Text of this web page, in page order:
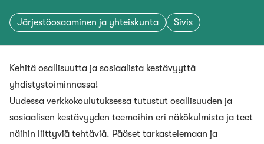
Järjestöosaaminen ja yhteiskunta Sivis
Kehitä osallisuutta ja sosiaalista kestävyyttä
yhdistystoiminnassa!
Uudessa verkkokoulutuksessa tutustut osallisuuden ja
sosiaalisen kestävyyden teemoihin eri näkökulmista ja teet
näihin liittyviä tehtäviä. Pääset tarkastelemaan ja